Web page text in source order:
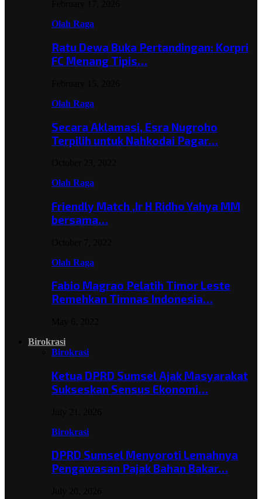
Olah Raga
Ratu Dewa Buka Pertandingan: Korpri
FC Menang Tipis…
Olah Raga
Secara Aklamasi, Esra Nugroho
Terpilih untuk Nahkodai Pagar…
Olah Raga
Friendly Match ,Ir H Ridho Yahya MM
bersama…
Olah Raga
Fabio Magrao Pelatih Timor Leste
Remehkan Timnas Indonesia…
Birokrasi
Birokrasi
Ketua DPRD Sumsel Ajak Masyarakat
Sukseskan Sensus Ekonomi…
Birokrasi
DPRD Sumsel Menyoroti Lemahnya
Pengawasan Pajak Bahan Bakar…